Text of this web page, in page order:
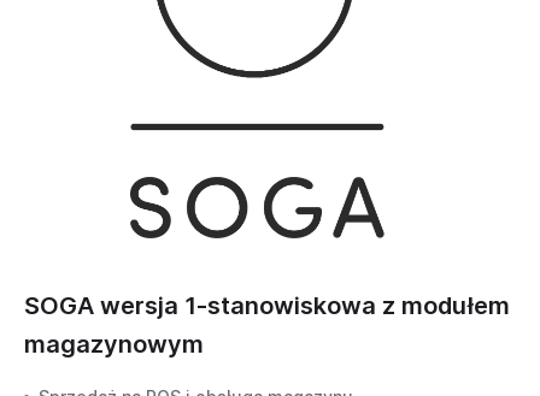
SOGA wersja 1-stanowiskowa z modułem
magazynowym